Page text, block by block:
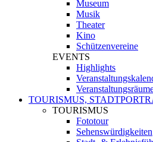
Museum
Musik
Theater
Kino
Schützenvereine
EVENTS
Highlights
TOURISMUS,
TOURISMUS
Fototour
Sehenswürdigkeiten